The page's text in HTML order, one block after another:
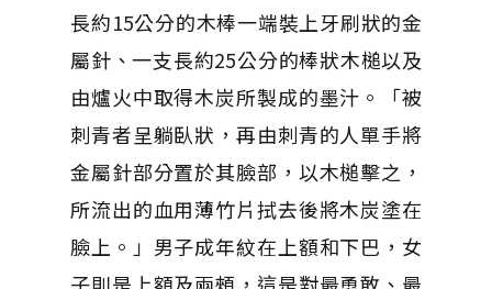
長約15公分的木棒一端裝上牙刷狀的金
屬針、一支長約25公分的棒狀木槌以及
由爐火中取得木炭所製成的墨汁。「被
刺青者呈躺臥狀，再由刺青的人單手將
金屬針部分置於其臉部，以木槌擊之，
所流出的血用薄竹片拭去後將木炭塗在
臉上。」男子成年紋在上額和下巴，女
子則是上額及兩頰，這是對最勇敢、最